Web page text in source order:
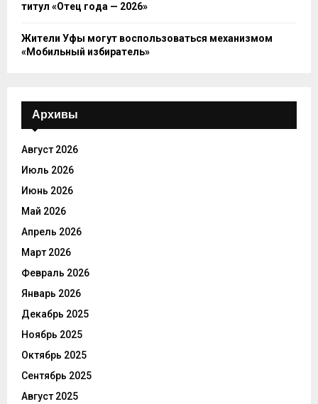
титул «Отец года — 2026»
Жители Уфы могут воспользоваться механизмом
«Мобильный избиратель»
Архивы
Август 2026
Июль 2026
Июнь 2026
Май 2026
Апрель 2026
Март 2026
Февраль 2026
Январь 2026
Декабрь 2025
Ноябрь 2025
Октябрь 2025
Сентябрь 2025
Август 2025